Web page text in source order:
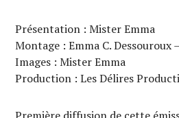
Présentation : Mister Emma
Montage : Emma C. Dessouroux
Images : Mister Emma
Production : Les Délires